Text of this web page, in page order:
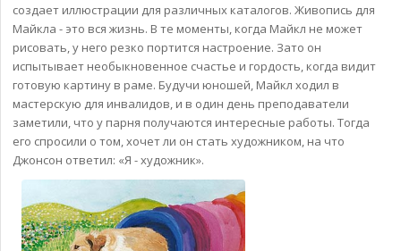
создает иллюстрации для различных каталогов. Живопись для
Майкла - это вся жизнь. В те моменты, когда Майкл не может
рисовать, у него резко портится настроение. Зато он
испытывает необыкновенное счастье и гордость, когда видит
готовую картину в раме. Будучи юношей, Майкл ходил в
мастерскую для инвалидов, и в один день преподаватели
заметили, что у парня получаются интересные работы. Тогда
его спросили о том, хочет ли он стать художником, на что
Джонсон ответил: «Я - художник».